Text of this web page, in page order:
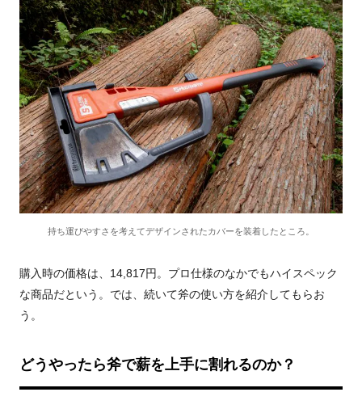
持ち運びやすさを考えてデザインされたカバーを装着したところ。
購入時の価格は、14,817円。プロ仕様のなかでもハイスペック
な商品だという。では、続いて斧の使い方を紹介してもらお
う。
どうやったら斧で薪を上手に割れるのか？